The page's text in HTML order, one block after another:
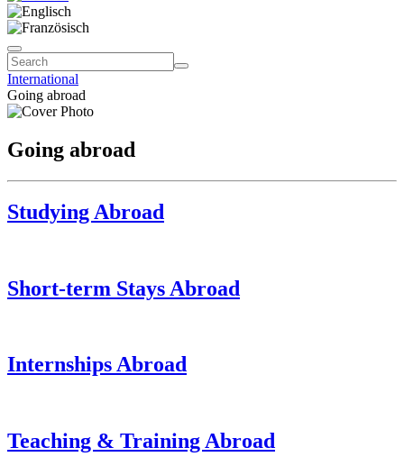
International
Going abroad
Going abroad
Studying Abroad
Short-term Stays Abroad
Internships Abroad
Teaching & Training Abroad